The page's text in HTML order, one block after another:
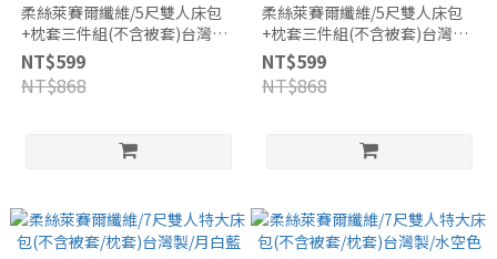
柔絲萊賽爾纖維/5尺雙人床包
+枕套三件組(不含被套)台灣
製/HT069
NT$599
NT$868
柔絲萊賽爾纖維/5尺雙人床包
+枕套三件組(不含被套)台灣
製/HT070
NT$599
NT$868